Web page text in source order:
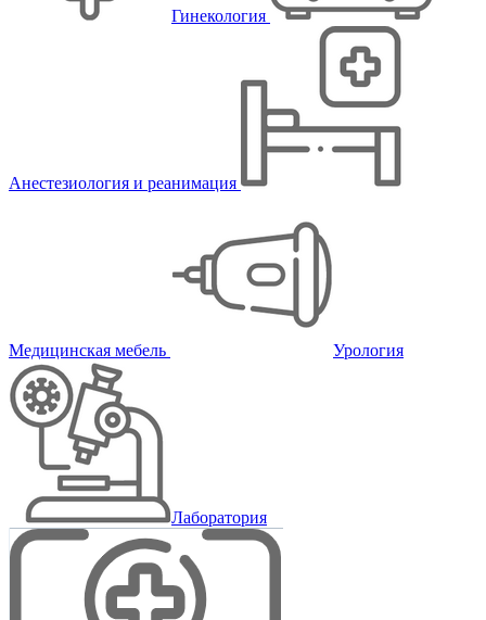
Гинекология
Анестезиология и реанимация
Медицинская мебель Урология
Лаборатория